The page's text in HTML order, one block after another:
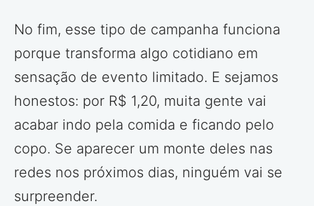
No fim, esse tipo de campanha funciona
porque transforma algo cotidiano em
sensação de evento limitado. E sejamos
honestos: por R$ 1,20, muita gente vai
acabar indo pela comida e ficando pelo
copo. Se aparecer um monte deles nas
redes nos próximos dias, ninguém vai se
surpreender.